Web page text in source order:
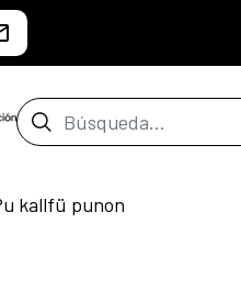
Barra de búsqueda
kallfü punon